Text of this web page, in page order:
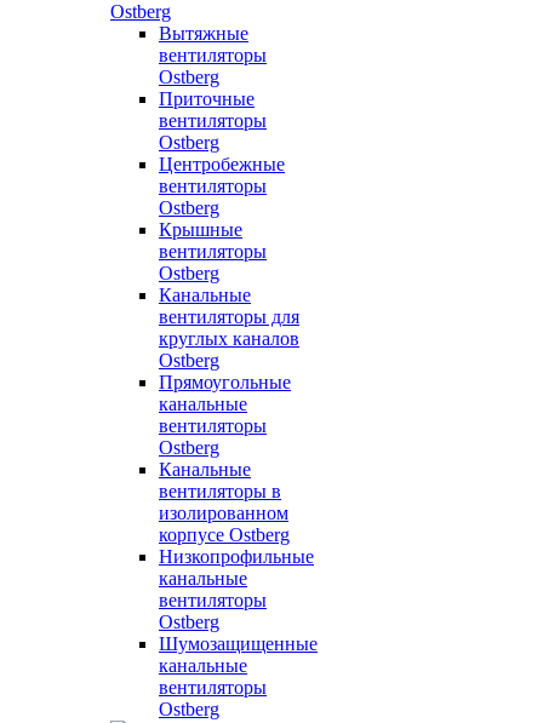
Ostberg
Вытяжные
вентиляторы
Ostberg
Приточные
вентиляторы
Ostberg
Центробежные
вентиляторы
Ostberg
Крышные
вентиляторы
Ostberg
Канальные
вентиляторы для
круглых каналов
Ostberg
Прямоугольные
канальные
вентиляторы
Ostberg
Канальные
вентиляторы в
изолированном
корпусе Ostberg
Низкопрофильные
канальные
вентиляторы
Ostberg
Шумозащищенные
канальные
вентиляторы
Ostberg